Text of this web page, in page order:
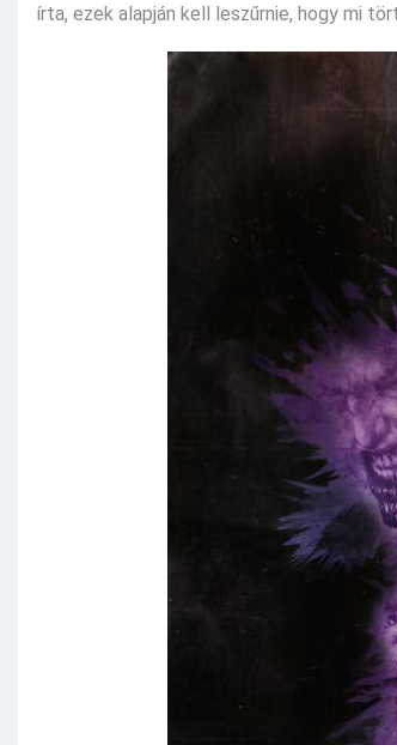
írta, ezek alapján kell leszűrnie, hogy mi